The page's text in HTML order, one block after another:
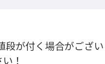
が付く場合がござい
！